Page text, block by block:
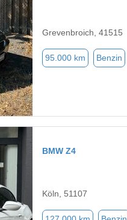
Grevenbroich, 41515
95.000 km Benzin
BMW Z4
Köln, 51107